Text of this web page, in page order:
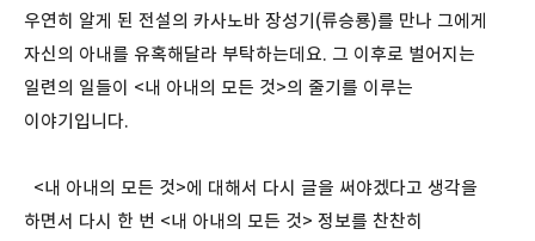
우연히 알게 된 전설의 카사노바 장성기(류승룡)를 만나 그에게
자신의 아내를 유혹해달라 부탁하는데요. 그 이후로 벌어지는
일련의 일들이 <내 아내의 모든 것>의 줄기를 이루는
이야기입니다.
<내 아내의 모든 것>에 대해서 다시 글을 써야겠다고 생각을
하면서 다시 한 번 <내 아내의 모든 것> 정보를 찬찬히